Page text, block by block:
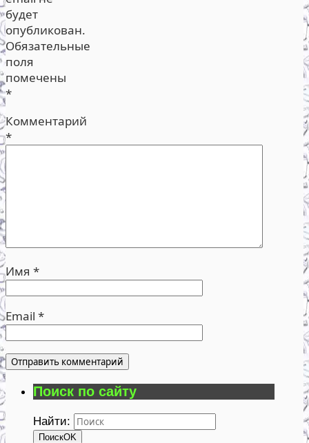
будет
опубликован.
Обязательные
поля
помечены
*
Комментарий
*
Имя *
Email *
Поиск по сайту
Найти:
ПоискOK